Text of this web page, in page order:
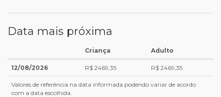
Data mais próxima
Criança Adulto
12/08/2026 R$ 2469,35 R$ 2469,35
Valores de referência na data informada podendo variar de acordo
com a data escolhida.